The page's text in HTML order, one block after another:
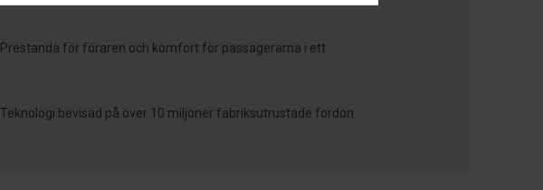
Prestanda för föraren och komfort för passagerarna i ett
Teknologi bevisad på över 10 miljoner fabriksutrustade fordon